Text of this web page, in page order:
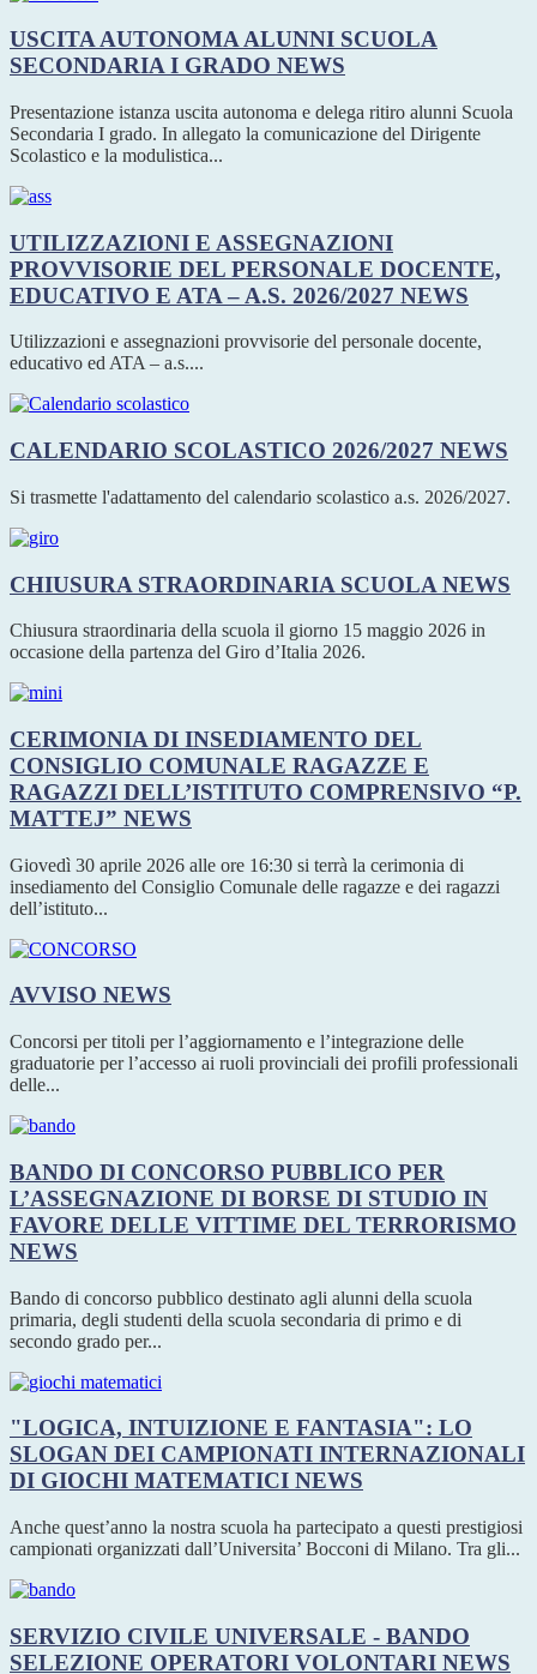
USCITA AUTONOMA ALUNNI SCUOLA
SECONDARIA I GRADO NEWS
Presentazione istanza uscita autonoma e delega ritiro alunni Scuola
Secondaria I grado. In allegato la comunicazione del Dirigente
Scolastico e la modulistica...
UTILIZZAZIONI E ASSEGNAZIONI
PROVVISORIE DEL PERSONALE DOCENTE,
EDUCATIVO E ATA – A.S. 2026/2027 NEWS
Utilizzazioni e assegnazioni provvisorie del personale docente,
educativo ed ATA – a.s....
CALENDARIO SCOLASTICO 2026/2027 NEWS
Si trasmette l'adattamento del calendario scolastico a.s. 2026/2027.
CHIUSURA STRAORDINARIA SCUOLA NEWS
Chiusura straordinaria della scuola il giorno 15 maggio 2026 in
occasione della partenza del Giro d’Italia 2026.
CERIMONIA DI INSEDIAMENTO DEL
CONSIGLIO COMUNALE RAGAZZE E
RAGAZZI DELL’ISTITUTO COMPRENSIVO “P.
MATTEJ” NEWS
Giovedì 30 aprile 2026 alle ore 16:30 si terrà la cerimonia di
insediamento del Consiglio Comunale delle ragazze e dei ragazzi
dell’istituto...
AVVISO NEWS
Concorsi per titoli per l’aggiornamento e l’integrazione delle
graduatorie per l’accesso ai ruoli provinciali dei profili professionali
delle...
BANDO DI CONCORSO PUBBLICO PER
L’ASSEGNAZIONE DI BORSE DI STUDIO IN
FAVORE DELLE VITTIME DEL TERRORISMO
NEWS
Bando di concorso pubblico destinato agli alunni della scuola
primaria, degli studenti della scuola secondaria di primo e di
secondo grado per...
"LOGICA, INTUIZIONE E FANTASIA": LO
SLOGAN DEI CAMPIONATI INTERNAZIONALI
DI GIOCHI MATEMATICI NEWS
Anche quest’anno la nostra scuola ha partecipato a questi prestigiosi
campionati organizzati dall’Universita’ Bocconi di Milano. Tra gli...
SERVIZIO CIVILE UNIVERSALE - BANDO
SELEZIONE OPERATORI VOLONTARI NEWS